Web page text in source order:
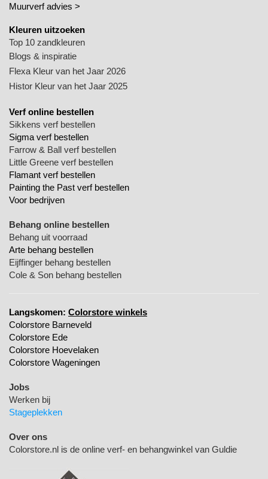
Muurverf advies >
Kleuren uitzoeken
Top 10 zandkleuren
Blogs & inspiratie
Flexa Kleur van het Jaar 2026
Histor Kleur van het Jaar 2025
Verf online bestellen
Sikkens verf bestellen
Sigma verf bestellen
Farrow & Ball verf bestellen
Little Greene verf bestellen
Flamant verf bestellen
Painting the Past verf bestellen
Voor bedrijven
Behang online bestellen
Behang uit voorraad
Arte behang bestellen
Eijffinger behang bestellen
Cole & Son behang bestellen
Langskomen: Colorstore winkels
Colorstore Barneveld
Colorstore Ede
Colorstore Hoevelaken
Colorstore Wageningen
Jobs
Werken bij
Stageplekken
Over ons
Colorstore.nl is de online verf- en behangwinkel van Guldie